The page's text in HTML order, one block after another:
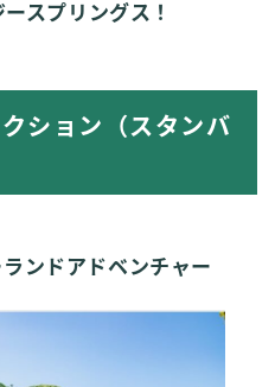
スプリングス！
ション（スタンバ
ンドアドベンチャー